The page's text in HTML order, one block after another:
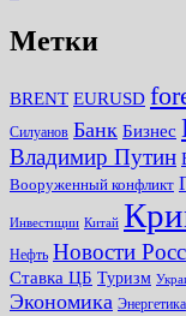
Метки
BRENT EURUSD
Силуанов Банк Бизнес
Владимир Путин
Вооруженный конфликт
Инвестиции Китай
Нефть Новости
Ставка ЦБ Туризм
Экономика Энергетика